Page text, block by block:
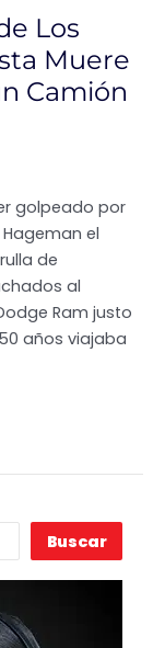
Los
Muere
Camión
golpeado por
el
de
al
Ram justo
años viajaba
Buscar